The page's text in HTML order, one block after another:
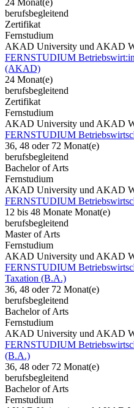
24 Monat(e)
berufsbegleitend
Zertifikat
Fernstudium
AKAD University und AKAD
FERNSTUDIUM Betriebswirt:in
(AKAD)
24 Monat(e)
berufsbegleitend
Zertifikat
Fernstudium
AKAD University und AKAD
FERNSTUDIUM
36, 48 oder 72 Monat(e)
berufsbegleitend
Bachelor of Arts
Fernstudium
AKAD University und AKAD
FERNSTUDIUM
12 bis 48 Monate Monat(e)
berufsbegleitend
Master of Arts
Fernstudium
AKAD University und AKAD
FERNSTUDIUM
Taxation (B.A.)
36, 48 oder 72 Monat(e)
berufsbegleitend
Bachelor of Arts
Fernstudium
AKAD University und AKAD
FERNSTUDIUM
(B.A.)
36, 48 oder 72 Monat(e)
berufsbegleitend
Bachelor of Arts
Fernstudium